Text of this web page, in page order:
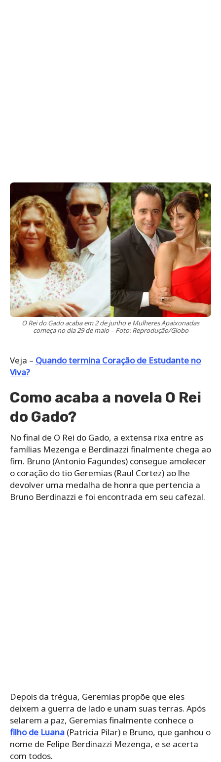
O Rei do Gado acaba em 2 de junho e Mulheres Apaixonadas
começa no dia 29 de maio – Foto: Reprodução/Globo
Veja – Quando termina Coração de Estudante no
Viva?
Como acaba a novela O Rei
do Gado?
No final de O Rei do Gado, a extensa rixa entre as
famílias Mezenga e Berdinazzi finalmente chega ao
fim. Bruno (Antonio Fagundes) consegue amolecer
o coração do tio Geremias (Raul Cortez) ao lhe
devolver uma medalha de honra que pertencia a
Bruno Berdinazzi e foi encontrada em seu cafezal.
Depois da trégua, Geremias propõe que eles
deixem a guerra de lado e unam suas terras. Após
selarem a paz, Geremias finalmente conhece o
filho de Luana (Patricia Pilar) e Bruno, que ganhou o
nome de Felipe Berdinazzi Mezenga, e se acerta
com todos.